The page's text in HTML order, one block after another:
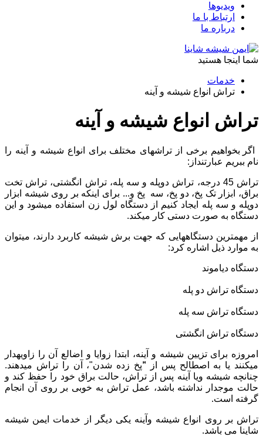
ویدیوها
ارتباط با ما
درباره ما
شما اینجا هستید
خدمات
تراش انواع شیشه و آینه
تراش انواع شیشه و آینه
اگر بخواهیم برخی از تراشهای مختلف برای انواع شیشه و آینه را
نام ببریم عبارتنداز:
تراش 45 درجه، تراش دوپله و سه پله، تراش انگشتی، تراش تخت
براق، ابزار تک پخ، دو پخ، سه پخ و... برای اینکه بر روی شیشه ابزار
دوپله و سه پله ایجاد کنیم از دستگاه لول زن استفاده میشود و این
دستگاه به صورت دستی کار میکند.
از مهمترین دستگاههایی که جهت برش شیشه کاربرد دارند، میتوان
به موارد ذیل اشاره کرد:
دستگاه دیاموند
دستگاه تراش دو پله
دستگاه تراش سه پله
دستگاه تراش انگشتی
امروزه برای تزیین شیشه و آینه، ابتدا زوایا و اضالع آن را زاویهدار
میکنند یا به اصطالح پس از "َپخ زده شدن"، آن را تراش میدهند.
چنانچه شیشه ویا آینه پس از تراش، حالت براق خود را حفظ کند و
حالت موجدار نداشته باشد، عمل تراش به خوبی بر روی آن انجام
گرفته است.
تراش بر روی انواع شیشه وآینه یکی دیگر از خدمات ایمن شیشه
شاینا می باشد.